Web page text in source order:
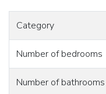
Category
Number of bedrooms
Number of bathrooms